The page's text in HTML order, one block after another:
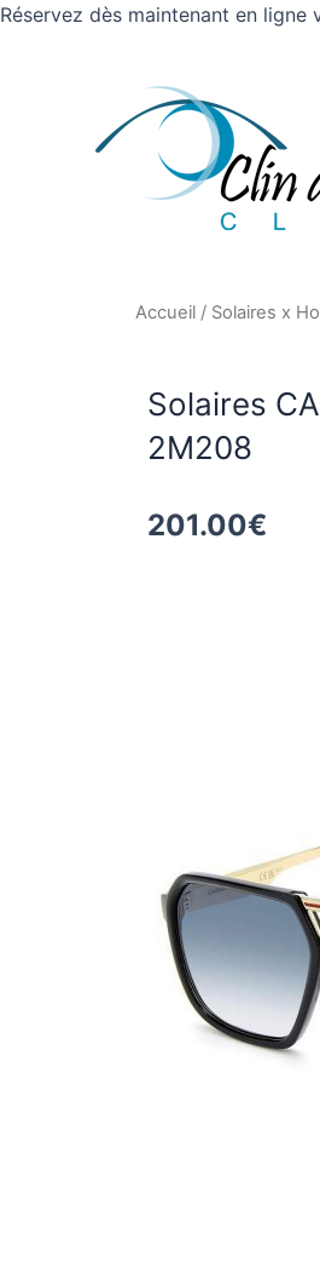
Réservez dès maintenant en
Accueil / Solaires x
Solaires
2M208
201.00€